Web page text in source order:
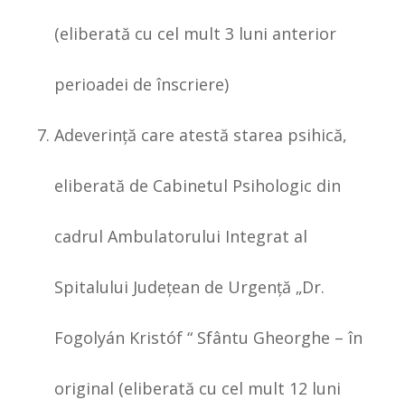
(eliberată cu cel mult 3 luni anterior
perioadei de înscriere)
Adeverinţă care atestă starea psihică,
eliberată de Cabinetul Psihologic din
cadrul Ambulatorului Integrat al
Spitalului Judeţean de Urgenţă „Dr.
Fogolyán Kristóf “ Sfântu Gheorghe – în
original (eliberată cu cel mult 12 luni